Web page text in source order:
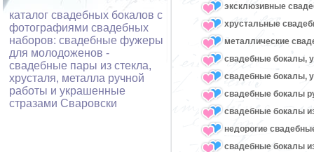
каталог свадебных бокалов с
фотографиями свадебных
наборов: свадебные фужеры
для молодоженов -
свадебные пары из стекла,
хрусталя, металла ручной
работы и украшенные
стразами Сваровски
эксклюзивные
хрустальные
металлические
свадебные бокалы,
свадебные бокалы,
свадебные бокалы
свадебные бокалы
недорогие
свадебные бокалы